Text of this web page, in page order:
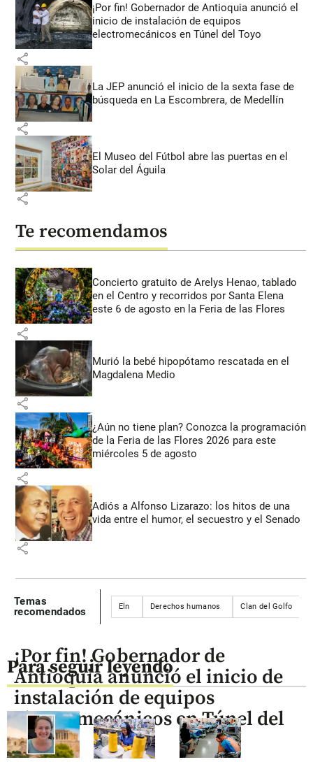
¡Por fin! Gobernador de Antioquia anunció el
inicio de instalación de equipos
electromecánicos en Túnel del Toyo
share
La JEP anunció el inicio de la sexta fase de
búsqueda en La Escombrera, de Medellín
share
El Museo del Fútbol abre las puertas en el
Solar del Águila
share
Te recomendamos
Concierto gratuito de Arelys Henao, tablado
en el Centro y recorridos por Santa Elena
este 6 de agosto en la Feria de las Flores
share
Murió la bebé hipopótamo rescatada en el
Magdalena Medio
share
¿Aún no tiene plan? Conozca la programación
de la Feria de las Flores 2026 para este
miércoles 5 de agosto
share
Adiós a Alfonso Lizarazo: los hitos de una
vida entre el humor, el secuestro y el Senado
share
Temas
recomendados
Eln Derechos humanos Clan del Golfo
Para seguir leyendo
¡Por fin! Gobernador de
Antioquia anunció el inicio de
instalación de equipos
electromecánicos en Túnel del
Toyo